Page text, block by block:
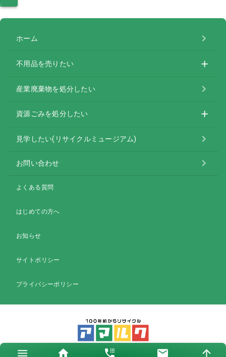
ホーム
不用品を売りたい
産業廃棄物を処分したい
資源ごみを処分したい
見学したい(リサイクルミュージアム)
お問い合わせ
よくある質問
はじめての方へ
お知らせ
サイトポリシー
プライバシーポリシー